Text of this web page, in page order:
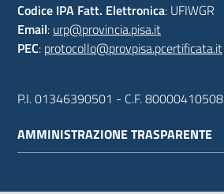
Codice IPA Fatt. Elettronica: UFIWGR
Email: urp@provincia.pisa.it
PEC: protocollo@provpisa.pcertificata.it
P.I. 01346390501 - C.F. 80000410508
AMMINISTRAZIONE TRASPARENTE